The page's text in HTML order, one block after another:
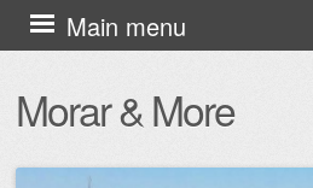
Morar & More
Main menu
Skip
to
content